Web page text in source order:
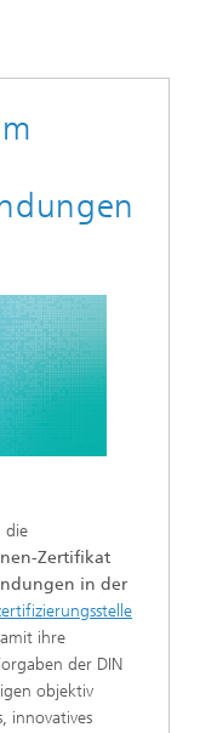
die
Zertifikat
in der
ihre
der DIN
objektiv
innovatives